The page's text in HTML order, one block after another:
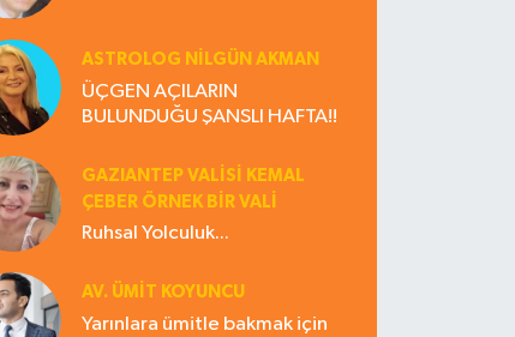
ASTROLOG NILGÜN AKMAN
ÜÇGEN AÇILARIN
BULUNDUĞU ŞANSLI HAFTA!!
GAZIANTEP VALISI KEMAL
ÇEBER ÖRNEK BİR VALİ
Ruhsal Yolculuk...
AV. ÜMIT KOYUNCU
Yarınlara ümitle bakmak için